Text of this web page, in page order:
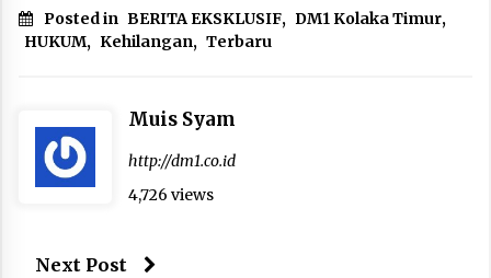
Posted in BERITA EKSKLUSIF, DM1 Kolaka Timur,
HUKUM, Kehilangan, Terbaru
Muis Syam
http://dm1.co.id
4,726 views
Next Post